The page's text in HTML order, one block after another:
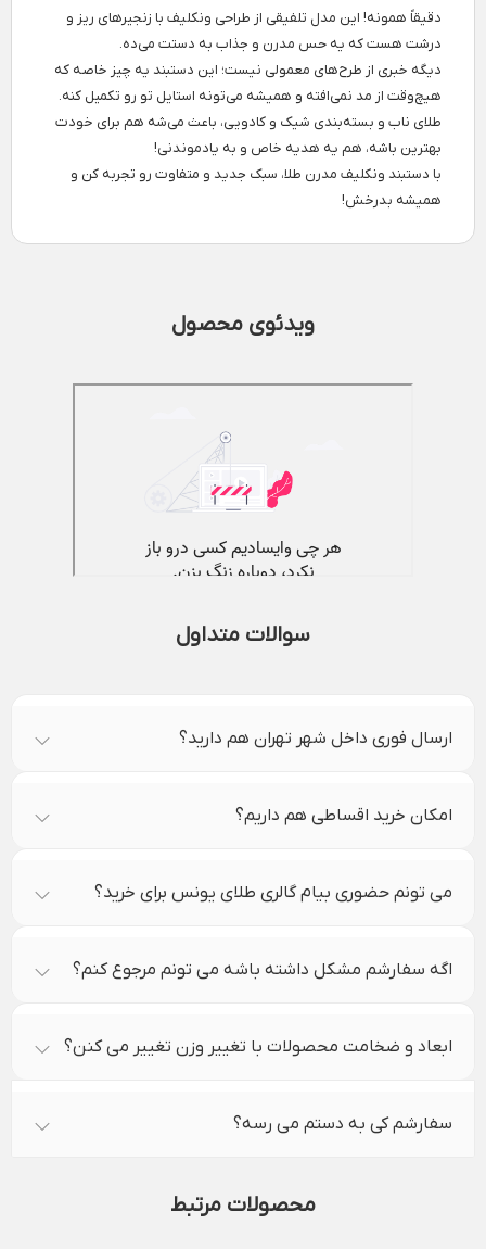
دقیقاً همونه! این مدل تلفیقی از طراحی ونکلیف با زنجیرهای ریز و
درشت هست که یه حس مدرن و جذاب به دستت می‌ده.
دیگه خبری از طرح‌های معمولی نیست؛ این دستبند یه چیز خاصه که
هیچ‌وقت از مد نمی‌افته و همیشه می‌تونه استایل تو رو تکمیل کنه.
طلای ناب و بسته‌بندی شیک و کادویی، باعث می‌شه هم برای خودت
بهترین باشه، هم یه هدیه خاص و به یادموندنی!
با دستبند ونکلیف مدرن طلا، سبک جدید و متفاوت رو تجربه کن و
همیشه بدرخش!
ویدئوی محصول
سوالات متداول
ارسال فوری داخل شهر تهران هم دارید؟
امکان خرید اقساطی هم داریم؟
می تونم حضوری بیام گالری طلای یونس برای خرید؟
اگه سفارشم مشکل داشته باشه می تونم مرجوع کنم؟
ابعاد و ضخامت محصولات با تغییر وزن تغییر می کنن؟
سفارشم کی به دستم می رسه؟
محصولات مرتبط